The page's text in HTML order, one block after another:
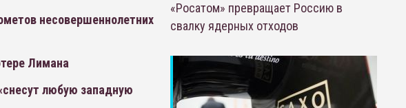
несовершеннолетних
Лимана
любую западную
«Росатом» превращает Россию в
свалку ядерных отходов